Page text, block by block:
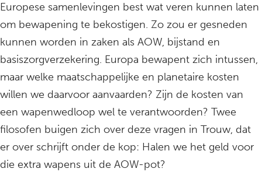
Europese samenlevingen best wat veren kunnen laten
om bewapening te bekostigen. Zo zou er gesneden
kunnen worden in zaken als AOW, bijstand en
basiszorgverzekering. Europa bewapent zich intussen,
maar welke maatschappelijke en planetaire kosten
willen we daarvoor aanvaarden? Zijn de kosten van
een wapenwedloop wel te verantwoorden? Twee
filosofen buigen zich over deze vragen in Trouw, dat
er over schrijft onder de kop: Halen we het geld voor
die extra wapens uit de AOW-pot?